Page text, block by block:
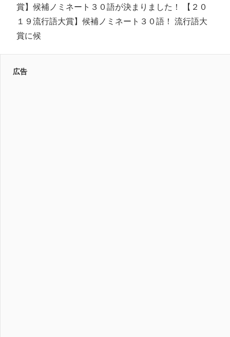
賞】候補ノミネート３０語が決まりました！ 【２０
１９流行語大賞】候補ノミネート３０語！ 流行語大
賞に候
広告